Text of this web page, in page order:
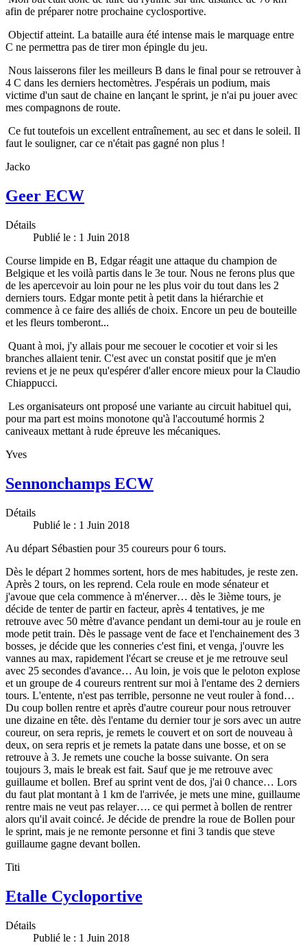
afin de préparer notre prochaine cyclosportive.
Objectif atteint. La bataille aura été intense mais le marquage entre
C ne permettra pas de tirer mon épingle du jeu.
Nous laisserons filer les meilleurs B dans le final pour se retrouver à
4 C dans les derniers hectomètres. J'espérais un podium, mais
victime d'un saut de chaine en lançant le sprint, je n'ai pu jouer avec
mes compagnons de route.
Ce fut toutefois un excellent entraînement, au sec et dans le soleil. Il
faut le souligner, car ce n'était pas gagné non plus !
Jacko
Geer ECW
Détails
Publié le : 1 Juin 2018
Course limpide en B, Edgar réagit une attaque du champion de
Belgique et les voilà partis dans le 3e tour. Nous ne ferons plus que
de les apercevoir au loin pour ne les plus voir du tout dans les 2
derniers tours. Edgar monte petit à petit dans la hiérarchie et
commence à ce faire des alliés de choix. Encore un peu de bouteille
et les fleurs tomberont...
Quant à moi, j'y allais pour me secouer le cocotier et voir si les
branches allaient tenir. C'est avec un constat positif que je m'en
reviens et je ne peux qu'espérer d'aller encore mieux pour la Claudio
Chiappucci.
Les organisateurs ont proposé une variante au circuit habituel qui,
pour ma part est moins monotone qu'à l'accoutumé hormis 2
caniveaux mettant à rude épreuve les mécaniques.
Yves
Sennonchamps ECW
Détails
Publié le : 1 Juin 2018
Au départ Sébastien pour 35 coureurs pour 6 tours.
Dès le départ 2 hommes sortent, hors de mes habitudes, je reste zen.
Après 2 tours, on les reprend. Cela roule en mode sénateur et
j'avoue que cela commence à m'énerver… dès le 3ième tours, je
décide de tenter de partir en facteur, après 4 tentatives, je me
retrouve avec 50 mètre d'avance pendant un demi-tour au je roule en
mode petit train. Dès le passage vent de face et l'enchainement des 3
bosses, je décide que les conneries c'est fini, et venga, j'ouvre les
vannes au max, rapidement l'écart se creuse et je me retrouve seul
avec 25 secondes d'avance… Au loin, je vois que le peloton explose
et un groupe de 4 coureurs rentrent sur moi à l'entame des 2 derniers
tours. L'entente, n'est pas terrible, personne ne veut rouler à fond…
Du coup bollen rentre et après d'autre coureur pour nous retrouver
une dizaine en tête. dès l'entame du dernier tour je sors avec un autre
coureur, on sera repris, je remets le couvert et on sort de nouveau à
deux, on sera repris et je remets la patate dans une bosse, et on se
retrouve à 3. Je remets une couche la bosse suivante. On sera
toujours 3, mais le break est fait. Sauf que je me retrouve avec
guillaume et bollen. Bref au sprint vent de dos, j'ai 0 chance… Lors
du faut plat montant à 1 km de l'arrivée, je mets une mine, guillaume
rentre mais ne veut pas relayer…. ce qui permet à bollen de rentrer
alors qu'il avait coincé. Je décide de prendre la roue de Bollen pour
le sprint, mais je ne remonte personne et fini 3 tandis que steve
guillaume gagne devant bollen.
Titi
Etalle Cycloportive
Détails
Publié le : 1 Juin 2018